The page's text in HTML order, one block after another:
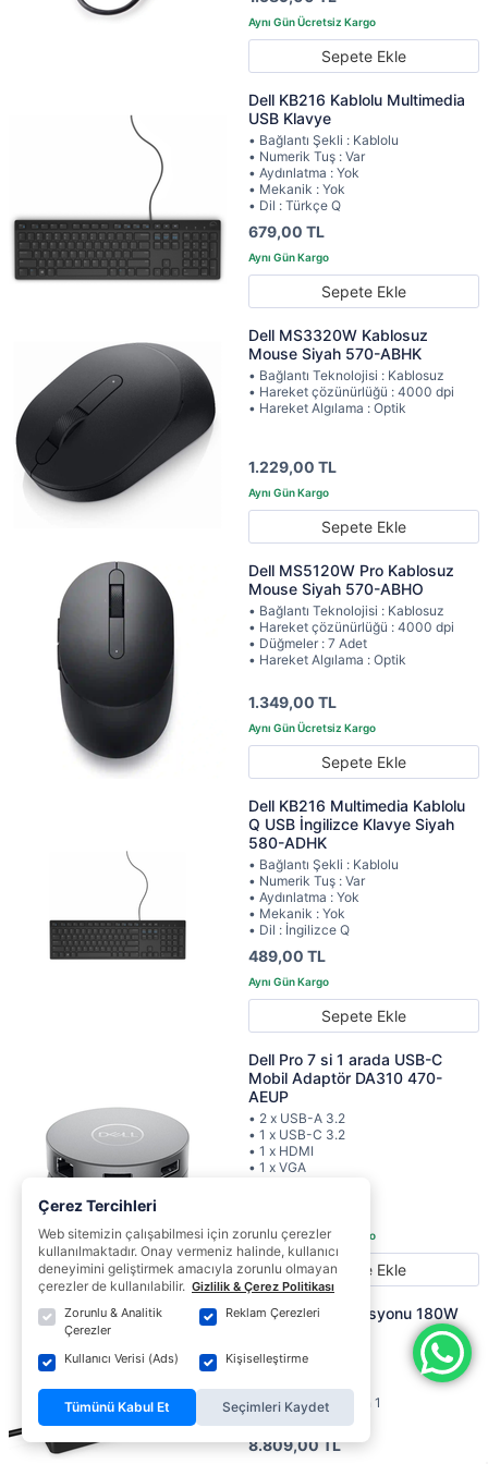
Sepete Ekle
Dell KB216 Kablolu Multimedia
USB Klavye
• Bağlantı Şekli : Kablolu
• Numerik Tuş : Var
• Aydınlatma : Yok
• Mekanik : Yok
• Dil : Türkçe Q
679,00 TL
Sepete Ekle
Dell MS3320W Kablosuz
Mouse Siyah 570-ABHK
• Bağlantı Teknolojisi : Kablosuz
• Hareket çözünürlüğü : 4000 dpi
• Hareket Algılama : Optik
1.229,00 TL
Sepete Ekle
Dell MS5120W Pro Kablosuz
Mouse Siyah 570-ABHO
• Bağlantı Teknolojisi : Kablosuz
• Hareket çözünürlüğü : 4000 dpi
• Düğmeler : 7 Adet
• Hareket Algılama : Optik
1.349,00 TL
Sepete Ekle
Dell KB216 Multimedia Kablolu
Q USB İngilizce Klavye Siyah
580-ADHK
• Bağlantı Şekli : Kablolu
• Numerik Tuş : Var
• Aydınlatma : Yok
• Mekanik : Yok
• Dil : İngilizce Q
489,00 TL
Sepete Ekle
Dell Pro 7 si 1 arada USB-C
Mobil Adaptör DA310 470-
AEUP
• 2 x USB-A 3.2
• 1 x USB-C 3.2
• 1 x HDMI
• 1 x VGA
Sepete Ekle
Dell Bağlantı İstasyonu 180W
• USB-C 3.1 Gen 2
• 2 x DisplayPort 1.4
• HDMI 2.0
• 2 x USB-A 3.1 Gen 1
• Gigabit Ethernet
8.809,00 TL
Çerez Tercihleri
Web sitemizin çalışabilmesi için zorunlu çerezler
kullanılmaktadır. Onay vermeniz halinde, kullanıcı
deneyimini geliştirmek amacıyla zorunlu olmayan
çerezler de kullanılabilir. Gizlilik & Çerez Politikası
Zorunlu & Analitik
Çerezler
Reklam Çerezleri
Kullanıcı Verisi (Ads) Kişiselleştirme
Tümünü Kabul Et Seçimleri Kaydet